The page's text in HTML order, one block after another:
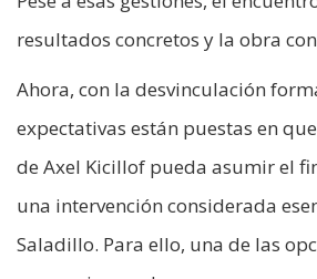
resultados concretos y la obra
Ahora, con la desvinculación
expectativas están puestas en
de Axel Kicillof pueda asumir el
una intervención considerada
Saladillo. Para ello, una de las